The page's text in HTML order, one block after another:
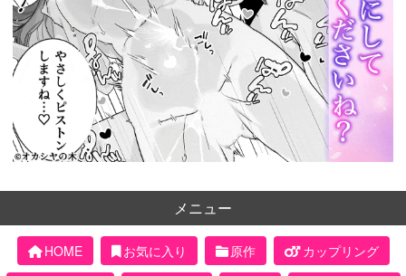
メニュー
HOME お気に入り 原作
カップリング